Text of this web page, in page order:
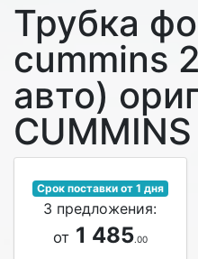
Трубка
cummins
авто)
Срок поставки от 1 дня
3 предложения:
от 1 485.00